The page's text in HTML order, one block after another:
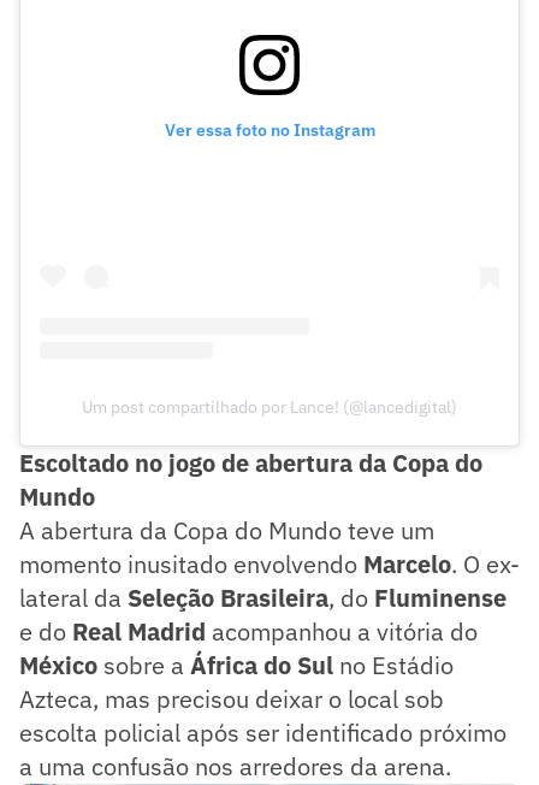
Ver essa foto no Instagram
Um post compartilhado por Lance! (@lancedigital)
Escoltado no jogo de abertura da Copa do
Mundo
A abertura da Copa do Mundo teve um
momento inusitado envolvendo Marcelo. O ex-
lateral da Seleção Brasileira, do Fluminense
e do Real Madrid acompanhou a vitória do
México sobre a África do Sul no Estádio
Azteca, mas precisou deixar o local sob
escolta policial após ser identificado próximo
a uma confusão nos arredores da arena.